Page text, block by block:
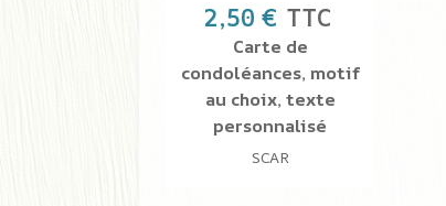
2,50 € TTC
Carte de
condoléances, motif
au choix, texte
personnalisé
SCAR